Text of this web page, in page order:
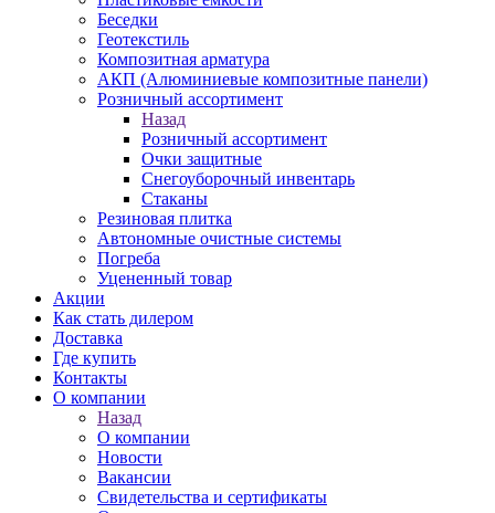
Беседки
Геотекстиль
Композитная арматура
АКП (Алюминиевые композитные панели)
Розничный ассортимент
Назад
Розничный ассортимент
Очки защитные
Снегоуборочный инвентарь
Стаканы
Резиновая плитка
Автономные очистные системы
Погреба
Уцененный товар
Акции
Как стать дилером
Доставка
Где купить
Контакты
О компании
Назад
О компании
Новости
Вакансии
Свидетельства и сертификаты